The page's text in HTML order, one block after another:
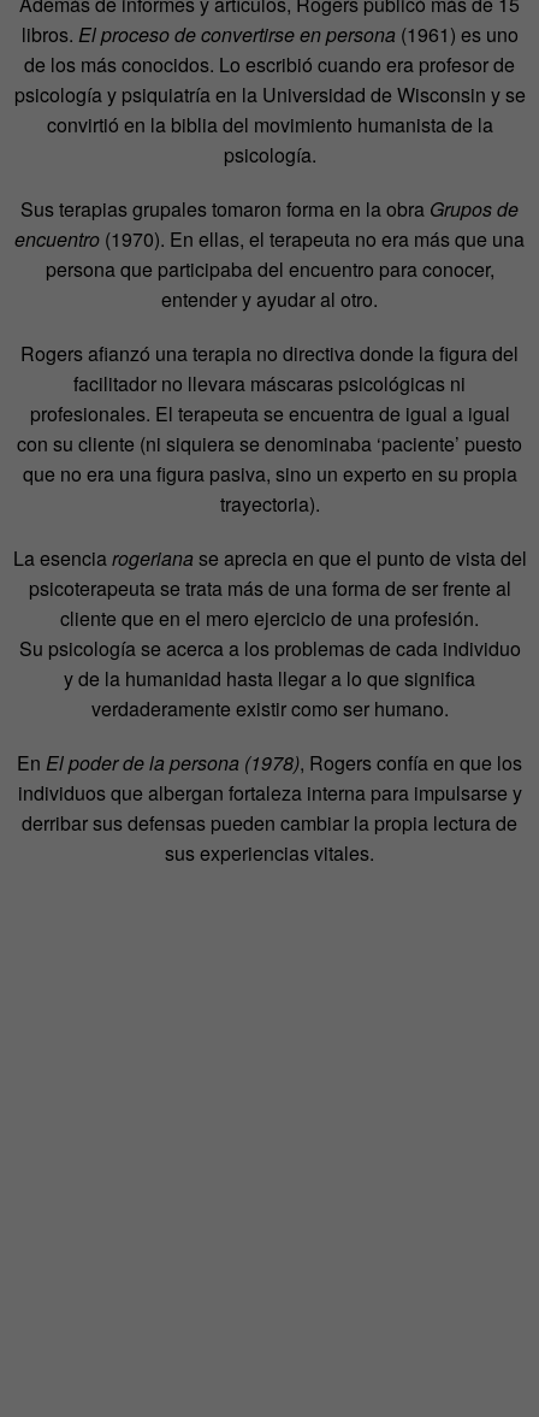
libros. El proceso de convertirse en persona (1961) es uno
de los más conocidos. Lo escribió cuando era profesor de
psicología y psiquiatría en la Universidad de Wisconsin y se
convirtió en la biblia del movimiento humanista de la
psicología.
Sus terapias grupales tomaron forma en la obra Grupos de
encuentro (1970). En ellas, el terapeuta no era más que una
persona que participaba del encuentro para conocer,
entender y ayudar al otro.
Rogers afianzó una terapia no directiva donde la figura del
facilitador no llevara máscaras psicológicas ni
profesionales. El terapeuta se encuentra de igual a igual
con su cliente (ni siquiera se denominaba ‘paciente’ puesto
que no era una figura pasiva, sino un experto en su propia
trayectoria).
La esenciarogeriana se aprecia en que el punto de vista del
psicoterapeuta se trata más de una forma de ser frente al
cliente que en el mero ejercicio de una profesión.
Su psicología se acerca a los problemas de cada individuo
y de la humanidad hasta llegar a lo que significa
verdaderamente existir como ser humano.
En El poder de la persona (1978), Rogers confía en que los
individuos que albergan fortaleza interna para impulsarse y
derribar sus defensas pueden cambiar la propia lectura de
sus experiencias vitales.